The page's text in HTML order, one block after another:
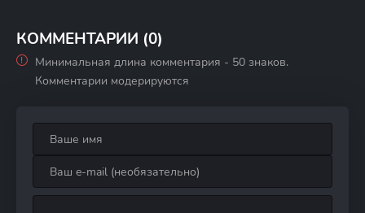
КОММЕНТАРИИ (0)
Минимальная длина комментария - 50 знаков.
Комментарии модерируются